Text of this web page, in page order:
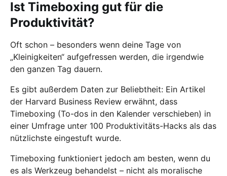
Ist Timeboxing gut für die
Produktivität?
Oft schon – besonders wenn deine Tage von
„Kleinigkeiten“ aufgefressen werden, die irgendwie
den ganzen Tag dauern.
Es gibt außerdem Daten zur Beliebtheit: Ein Artikel
der Harvard Business Review erwähnt, dass
Timeboxing (To-dos in den Kalender verschieben) in
einer Umfrage unter 100 Produktivitäts-Hacks als das
nützlichste eingestuft wurde.
Timeboxing funktioniert jedoch am besten, wenn du
es als Werkzeug behandelst – nicht als moralische